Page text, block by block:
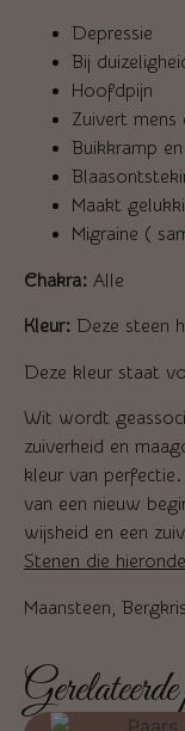
Depressie
Bij
Hoofdpijn
Zuivert mens
Buikkramp
Maakt
Migraine (
Chakra: Alle
Kleur: Deze steen
Deze kleur staat
Wit wordt
zuiverheid en
kleur van
van een nieuw
wijsheid en een
Stenen die
Maansteen,